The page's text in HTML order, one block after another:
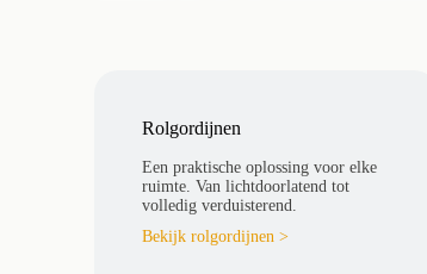
Verkrijgbaar in diverse houttinten
Geschikt voor grote raampartijen
Licht en privacy eenvoudig regelen
Combineerbaar met gordijnen
Rolgordijnen
Een praktische oplossing voor elke
ruimte. Van lichtdoorlatend tot
volledig verduisterend.
Bekijk rolgordijnen >